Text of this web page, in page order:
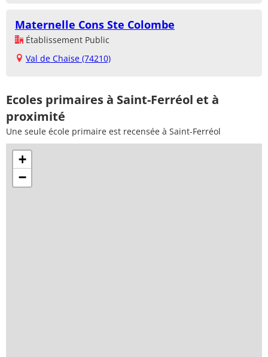
Maternelle Cons Ste Colombe
Établissement Public
Val de Chaise (74210)
Ecoles primaires à Saint-Ferréol et à
proximité
Une seule école primaire est recensée à Saint-Ferréol
+
−